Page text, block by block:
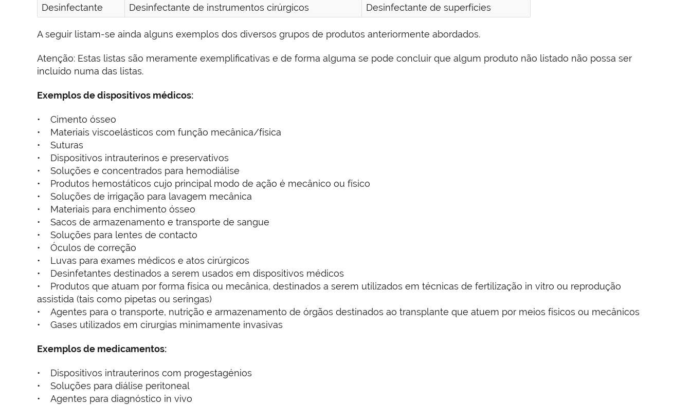
Desinfectante Desinfectante de instrumentos cirúrgicos Desinfectante de superfícies
A seguir listam-se ainda alguns exemplos dos diversos grupos de produtos anteriormente abordados.
Atenção: Estas listas são meramente exemplificativas e de forma alguma se pode concluir que algum produto não listado não possa ser
incluído numa das listas.
Exemplos de dispositivos médicos:
• Cimento ósseo
• Materiais viscoelásticos com função mecânica/física
• Suturas
• Dispositivos intrauterinos e preservativos
• Soluções e concentrados para hemodiálise
• Produtos hemostáticos cujo principal modo de ação é mecânico ou físico
• Soluções de irrigação para lavagem mecânica
• Materiais para enchimento ósseo
• Sacos de armazenamento e transporte de sangue
• Soluções para lentes de contacto
• Óculos de correção
• Luvas para exames médicos e atos cirúrgicos
• Desinfetantes destinados a serem usados em dispositivos médicos
• Produtos que atuam por forma física ou mecânica, destinados a serem utilizados em técnicas de fertilização in vitro ou reprodução
assistida (tais como pipetas ou seringas)
• Agentes para o transporte, nutrição e armazenamento de órgãos destinados ao transplante que atuem por meios físicos ou mecânicos
• Gases utilizados em cirurgias minimamente invasivas
Exemplos de medicamentos:
• Dispositivos intrauterinos com progestagénios
• Soluções para diálise peritoneal
• Agentes para diagnóstico in vivo